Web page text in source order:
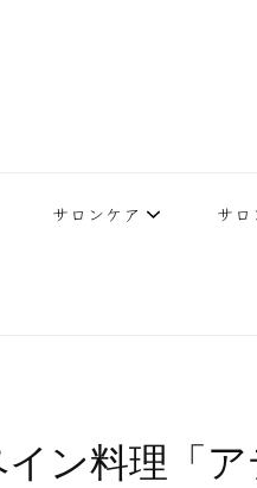
サロンケア サロ
ン料理「